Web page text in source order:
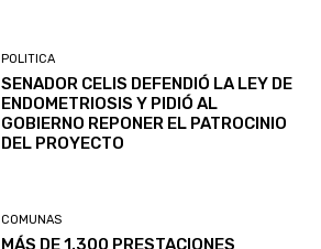
POLITICA
SENADOR CELIS DEFENDIÓ LA LEY DE
ENDOMETRIOSIS Y PIDIÓ AL
GOBIERNO REPONER EL PATROCINIO
DEL PROYECTO
COMUNAS
MÁS DE 1.300 PRESTACIONES